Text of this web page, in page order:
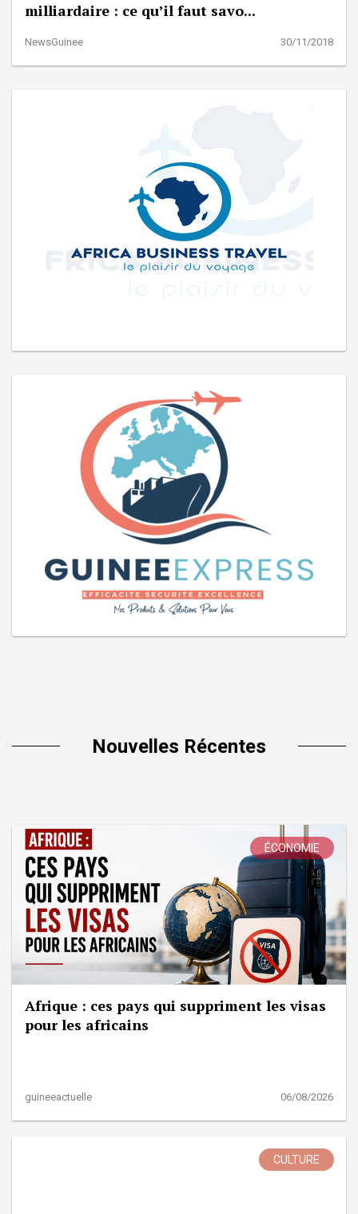
milliardaire : ce qu’il faut savo...
NewsGuinee 30/11/2018
Nouvelles Récentes
ÉCONOMIE
Afrique : ces pays qui suppriment les visas
pour les africains
guineeactuelle 06/08/2026
CULTURE